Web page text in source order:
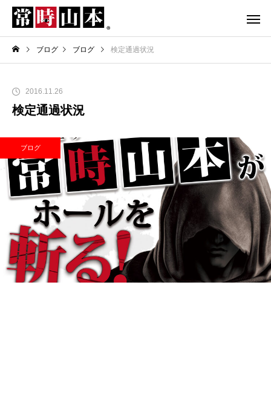
ブログ ブログ 検定通過状況
2016.11.26
検定通過状況
ブログ